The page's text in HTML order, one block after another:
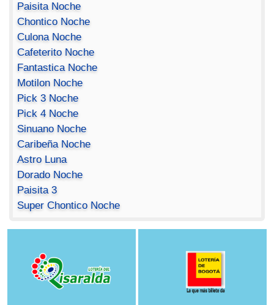
Paisita Noche
Chontico Noche
Culona Noche
Cafeterito Noche
Fantastica Noche
Motilon Noche
Pick 3 Noche
Pick 4 Noche
Sinuano Noche
Caribeña Noche
Astro Luna
Dorado Noche
Paisita 3
Super Chontico Noche